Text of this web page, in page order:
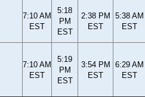
7:10 AM
EST
5:18
PM
EST
2:38 PM
EST
5:38 AM
EST
7:10 AM
EST
5:19
PM
EST
3:54 PM
EST
6:29 AM
EST